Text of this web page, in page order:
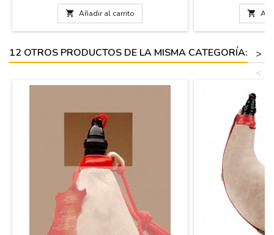
alta graduación. Forma curva, fabricada en
Pamplona (España). Lleva las instrucciones
de uso y cuidado en el interior....
 Añadir al carrito
superior de
hermético. Forma
(España). Lleva

12 OTROS PRODUCTOS DE LA MISMA CATEGORÍA:
>
<